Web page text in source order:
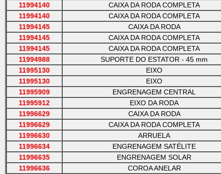
11994140
CAIXA DA RODA COMPLETA
11994140
CAIXA DA RODA COMPLETA
11994145
CAIXA DA RODA
11994145
CAIXA DA RODA COMPLETA
11994145
CAIXA DA RODA COMPLETA
11994988
SUPORTE DO ESTATOR - 45 mm
11995130
EIXO
11995130
EIXO
11995909
ENGRENAGEM CENTRAL
11995912
EIXO DA RODA
11996629
CAIXA DA RODA
11996629
CAIXA DA RODA COMPLETA
11996630
ARRUELA
11996634
ENGRENAGEM SATÉLITE
11996635
ENGRENAGEM SOLAR
11996636
COROA ANELAR